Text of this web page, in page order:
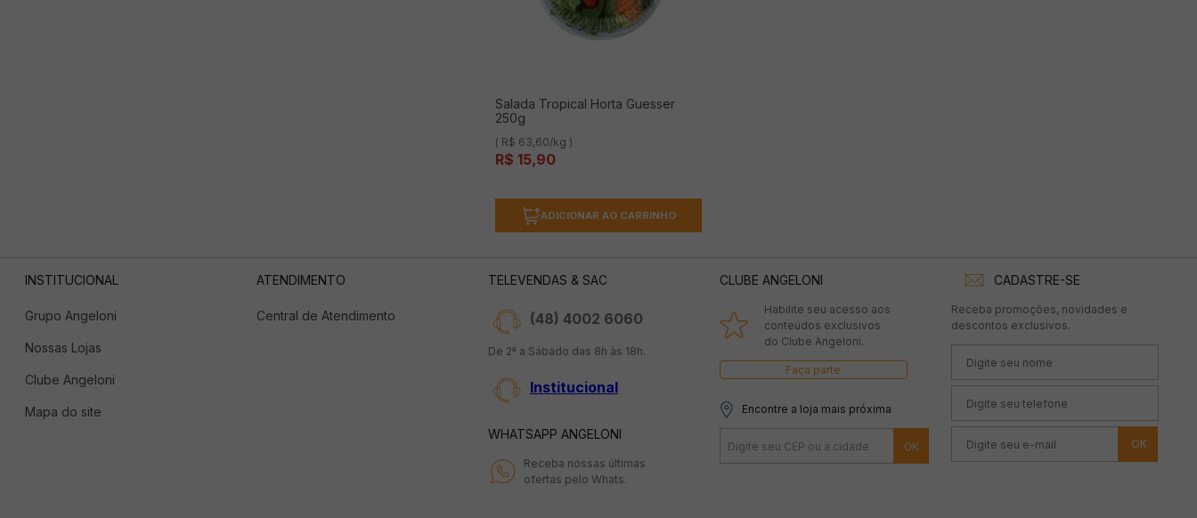
Salada Tropical Horta Guesser
250g
( R$ 63,60/kg )
R$ 15,90
ADICIONAR AO CARRINHO
INSTITUCIONAL
Grupo Angeloni
Nossas Lojas
Clube Angeloni
Mapa do site
ATENDIMENTO
Central de Atendimento
TELEVENDAS & SAC
(48) 4002 6060
De 2ª a Sábado das 8h às 18h.
Institucional
WHATSAPP ANGELONI
Receba nossas últimas
ofertas pelo Whats.
CLUBE ANGELONI
Habilite seu acesso aos
conteúdos exclusivos
do Clube Angeloni.
Faça parte
Encontre a loja mais próxima
CADASTRE-SE
Receba promoções, novidades e
descontos exclusivos.
OK